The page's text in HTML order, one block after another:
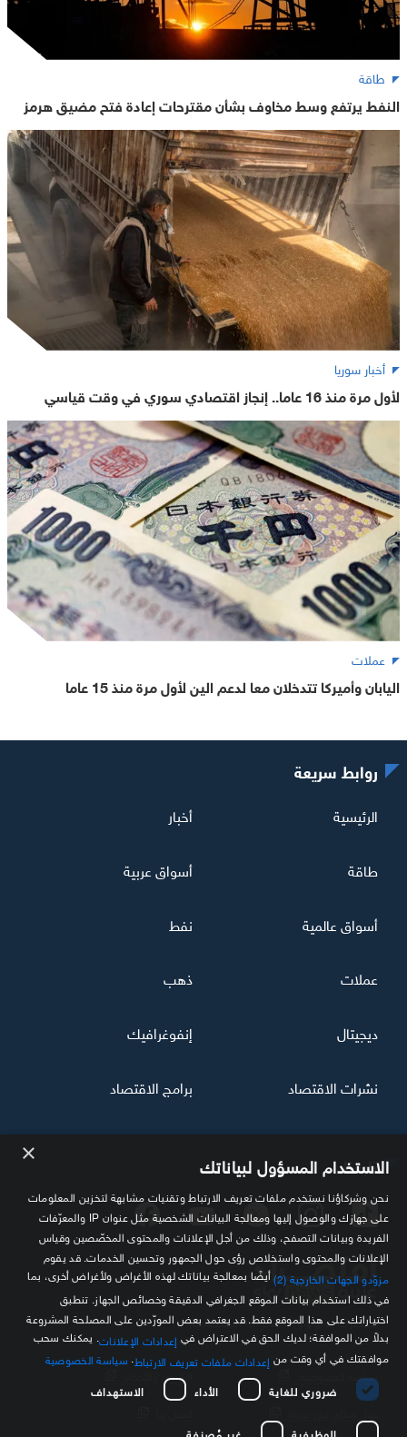
طاقة
النفط يرتفع وسط مخاوف بشأن مقترحات إعادة فتح مضيق هرمز
أخبار سوريا
لأول مرة منذ 16 عاما.. إنجاز اقتصادي سوري في وقت قياسي
عملات
اليابان وأميركا تتدخلان معا لدعم الين لأول مرة منذ 15 عاما
تابعنا
مصدرك الموثوق للمعلومة الاقتصادية
روابط سريعة
الرئيسية أخبار
طاقة أسواق عربية
أسواق عالمية نفط
عملات ذهب
ديجيتال إنفوغرافيك
نشرات الاقتصاد برامج الاقتصاد
سياسة الخصوصية الشروط والأحكام
× الاستخدام المسؤول لبياناتك
نحن وشركاؤنا نستخدم ملفات تعريف الارتباط وتقنيات مشابهة لتخزين المعلومات
على جهازك والوصول إليها ومعالجة البيانات الشخصية مثل عنوان IP والمعرّفات
الفريدة وبيانات التصفح، وذلك من أجل الإعلانات والمحتوى المخصّصين وقياس
الإعلانات والمحتوى واستخلاص رؤى حول الجمهور وتحسين الخدمات. قد يقوم
مزوّدو الجهات الخارجية (2)
أيضًا بمعالجة بياناتك لهذه الأغراض ولأغراض أخرى، بما
في ذلك استخدام بيانات الموقع الجغرافي الدقيقة وخصائص الجهاز. تنطبق
اختياراتك على هذا الموقع فقط. قد يعتمد بعض المورّدين على المصلحة المشروعة
بدلاً من الموافقة؛ لديك الحق في الاعتراض في إعدادات الإعلانات . يمكنك سحب
موافقتك في أي وقت من إعدادات ملفات تعريف الارتباط سياسة الخصوصية
ضروري للغاية
الأداء الاستهداف
الوظيفية غير مُصنفة